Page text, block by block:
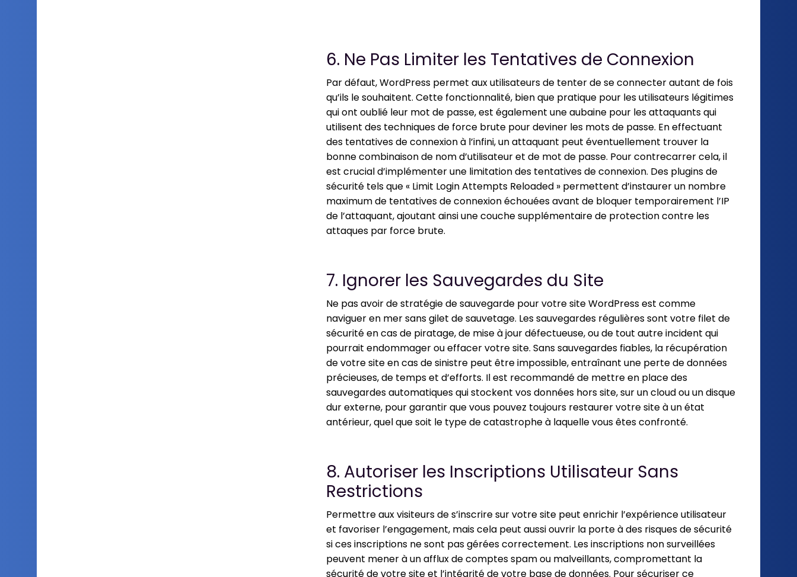
6. Ne Pas Limiter les Tentatives de Connexion
Par défaut, WordPress permet aux utilisateurs de tenter de se connecter autant de fois
qu’ils le souhaitent. Cette fonctionnalité, bien que pratique pour les utilisateurs légitimes
qui ont oublié leur mot de passe, est également une aubaine pour les attaquants qui
utilisent des techniques de force brute pour deviner les mots de passe. En effectuant
des tentatives de connexion à l’infini, un attaquant peut éventuellement trouver la
bonne combinaison de nom d’utilisateur et de mot de passe. Pour contrecarrer cela, il
est crucial d’implémenter une limitation des tentatives de connexion. Des plugins de
sécurité tels que « Limit Login Attempts Reloaded » permettent d’instaurer un nombre
maximum de tentatives de connexion échouées avant de bloquer temporairement l’IP
de l’attaquant, ajoutant ainsi une couche supplémentaire de protection contre les
attaques par force brute.
7. Ignorer les Sauvegardes du Site
Ne pas avoir de stratégie de sauvegarde pour votre site WordPress est comme
naviguer en mer sans gilet de sauvetage. Les sauvegardes régulières sont votre filet de
sécurité en cas de piratage, de mise à jour défectueuse, ou de tout autre incident qui
pourrait endommager ou effacer votre site. Sans sauvegardes fiables, la récupération
de votre site en cas de sinistre peut être impossible, entraînant une perte de données
précieuses, de temps et d’efforts. Il est recommandé de mettre en place des
sauvegardes automatiques qui stockent vos données hors site, sur un cloud ou un disque
dur externe, pour garantir que vous pouvez toujours restaurer votre site à un état
antérieur, quel que soit le type de catastrophe à laquelle vous êtes confronté.
8. Autoriser les Inscriptions Utilisateur Sans
Restrictions
Permettre aux visiteurs de s’inscrire sur votre site peut enrichir l’expérience utilisateur
et favoriser l’engagement, mais cela peut aussi ouvrir la porte à des risques de sécurité
si ces inscriptions ne sont pas gérées correctement. Les inscriptions non surveillées
peuvent mener à un afflux de comptes spam ou malveillants, compromettant la
sécurité de votre site et l’intégrité de votre base de données. Pour sécuriser ce